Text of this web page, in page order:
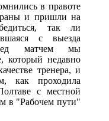
в правоте
и пришли на
так ли
с выезда
матчем мы
который недавно
тренера, и
как проходила
с местной
в "Рабочем пути"